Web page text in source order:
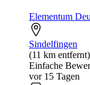
Elementum
Sindelfingen
(11 km entfernt)
Einfache
vor 15 Tagen